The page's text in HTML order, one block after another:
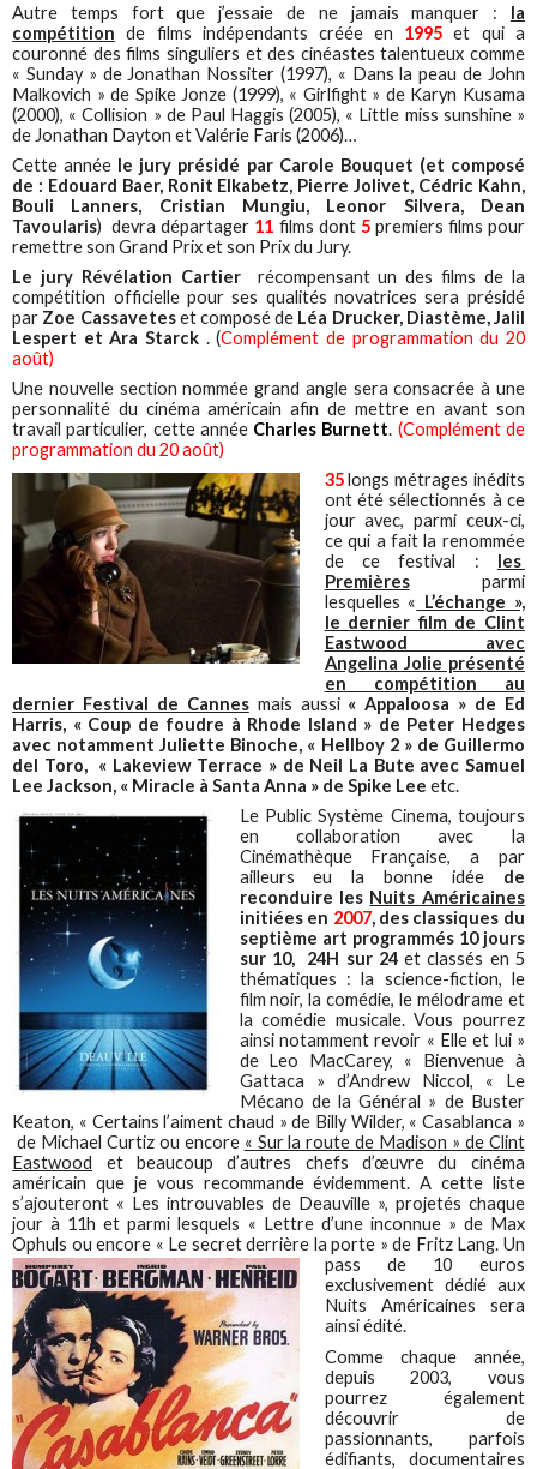
Autre temps fort que j’essaie de ne jamais manquer : la
compétition de films indépendants créée en 1995 et qui a
couronné des films singuliers et des cinéastes talentueux comme
« Sunday » de Jonathan Nossiter (1997), « Dans la peau de John
Malkovich » de Spike Jonze (1999), « Girlfight » de Karyn Kusama
(2000), « Collision » de Paul Haggis (2005), « Little miss sunshine »
de Jonathan Dayton et Valérie Faris (2006)…
Cette année le jury présidé par Carole Bouquet (et composé
de : Edouard Baer, Ronit Elkabetz, Pierre Jolivet, Cédric Kahn,
Bouli Lanners, Cristian Mungiu, Leonor Silvera, Dean
Tavoularis) devra départager 11 films dont 5premiers films pour
remettre son Grand Prix et son Prix du Jury.
Le jury Révélation Cartierrécompensant un des films de la
compétition officielle pour ses qualités novatrices sera présidé
par Zoe Cassaveteset composé de Léa Drucker, Diastème, Jalil
Lespert et Ara Starck . (Complément de programmation du 20
août)
Une nouvelle section nommée grand angle sera consacrée à une
personnalité du cinéma américain afin de mettre en avant son
travail particulier, cette année Charles Burnett. (Complément de
programmation du 20 août)
35longs métrages inédits
ont été sélectionnés à ce
jour avec, parmi ceux-ci,
ce qui a fait la renommée
de ce festival : les
Premièresparmi
lesquelles « L’échange »,
le dernier film de Clint
Eastwood avec
Angelina Jolie présenté
en compétition au
dernier Festival de Cannesmais aussi « Appaloosa » de Ed
Harris, « Coup de foudre à Rhode Island » de Peter Hedges
avec notamment Juliette Binoche, « Hellboy 2 » de Guillermo
del Toro, « Lakeview Terrace » de Neil La Bute avec Samuel
Lee Jackson, « Miracle à Santa Anna » de Spike Lee etc.
Le Public Système Cinema, toujours
en collaboration avec la
Cinémathèque Française, a par
ailleurs eu la bonne idée de
reconduire les Nuits Américaines
initiées en 2007, des classiques du
septième art programmés 10 jours
sur 10, 24H sur 24et classés en 5
thématiques : la science-fiction, le
film noir, la comédie, le mélodrame et
la comédie musicale. Vous pourrez
ainsi notamment revoir « Elle et lui »
de Leo MacCarey, « Bienvenue à
Gattaca » d’Andrew Niccol, « Le
Mécano de la Général » de Buster
Keaton, « Certains l’aiment chaud » de Billy Wilder, « Casablanca »
de Michael Curtiz ou encore « Sur la route de Madison » de Clint
Eastwood et beaucoup d’autres chefs d’œuvre du cinéma
américain que je vous recommande évidemment. A cette liste
s’ajouteront « Les introuvables de Deauville », projetés chaque
jour à 11h et parmi lesquels « Lettre d’une inconnue » de Max
Ophuls ou encore « Le secret derrière laporte » de Fritz Lang. Un
pass de 10 euros
exclusivement dédié aux
Nuits Américaines sera
ainsi édité.
Comme chaque année,
depuis 2003, vous
pourrez également
découvrir de
passionnants, parfois
édifiants, documentaires